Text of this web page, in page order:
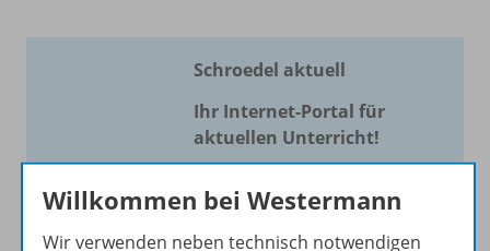
Schroedel aktuell
Ihr Internet-Portal für
aktuellen Unterricht!
wir Ihnen einen Service, um
Ihren Unterricht aktuell und
Willkommen bei Westermann
Wir verwenden neben technisch notwendigen